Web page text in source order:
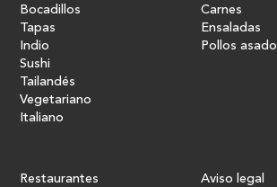
Bocadillos
Tapas
Indio
Sushi
Tailandés
Vegetariano
Italiano
Carnes
Ensaladas
Pollos
Restaurantes
Aviso legal